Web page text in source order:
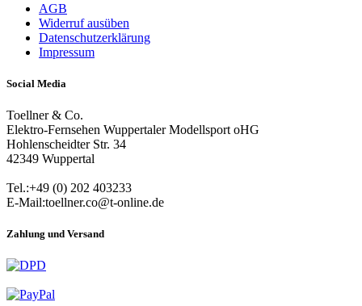
AGB
Widerruf ausüben
Datenschutzerklärung
Impressum
Social Media
Toellner & Co.
Elektro-Fernsehen Wuppertaler Modellsport oHG
Hohlenscheidter Str. 34
42349 Wuppertal
Tel.:+49 (0) 202 403233
E-Mail:toellner.co@t-online.de
Zahlung und Versand